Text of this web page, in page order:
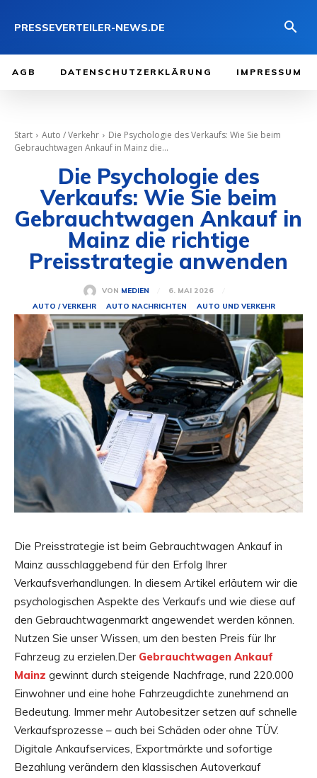
PRESSEVERTEILER-NEWS.DE
AGB DATENSCHUTZERKLÄRUNG IMPRESSUM
Start Auto / Verkehr
Die Psychologie des Verkaufs: Wie Sie beim
Gebrauchtwagen Ankauf in Mainz die...
Die Psychologie des
Verkaufs: Wie Sie beim
Gebrauchtwagen Ankauf in
Mainz die richtige
Preisstrategie anwenden
VON MEDIEN
6. MAI 2026
AUTO / VERKEHR
AUTO NACHRICHTEN AUTO UND VERKEHR
Die Preisstrategie ist beim Gebrauchtwagen Ankauf in
Mainz ausschlaggebend für den Erfolg Ihrer
Verkaufsverhandlungen. In diesem Artikel erläutern wir die
psychologischen Aspekte des Verkaufs und wie diese auf
den Gebrauchtwagenmarkt angewendet werden können.
Nutzen Sie unser Wissen, um den besten Preis für Ihr
Fahrzeug zu erzielen.Der Gebrauchtwagen Ankauf
Mainz gewinnt durch steigende Nachfrage, rund 220.000
Einwohner und eine hohe Fahrzeugdichte zunehmend an
Bedeutung. Immer mehr Autobesitzer setzen auf schnelle
Verkaufsprozesse – auch bei Schäden oder ohne TÜV.
Digitale Ankaufservices, Exportmärkte und sofortige
Bezahlung verändern den klassischen Autoverkauf